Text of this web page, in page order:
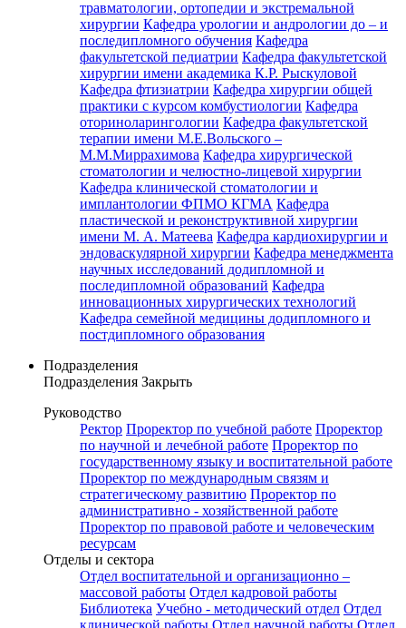
травматологии, ортопедии и экстремальной
хирургии Кафедра урологии и андрологии до – и
последипломного обучения Кафедра
факультетской педиатрии Кафедра факультетской
хирургии имени академика К.Р. Рыскуловой
Кафедра фтизиатрии Кафедра хирургии общей
практики с курсом комбустиологии Кафедра
оториноларингологии Кафедра факультетской
терапии имени М.Е.Вольского –
М.М.Миррахимова Кафедра хирургической
стоматологии и челюстно-лицевой хирургии
Кафедра клинической стоматологии и
имплантологии ФПМО КГМА Кафедра
пластической и реконструктивной хирургии
имени М. А. Матеева Кафедра кардиохирургии и
эндоваскулярной хирургии Кафедра менеджмента
научных исследований додипломной и
последипломной образований Кафедра
инновационных хирургических технологий
Кафедра семейной медицины додипломного и
постдипломного образования
Подразделения
Подразделения Закрыть
Руководство
Ректор Проректор по учебной работе Проректор
по научной и лечебной работе Проректор по
государственному языку и воспитательной работе
Проректор по международным связям и
стратегическому развитию Проректор по
административно - хозяйственной работе
Проректор по правовой работе и человеческим
ресурсам
Отделы и сектора
Отдел воспитательной и организационно –
массовой работы Отдел кадровой работы
Библиотека Учебно - методический отдел Отдел
клинической работы Отдел научной работы Отдел